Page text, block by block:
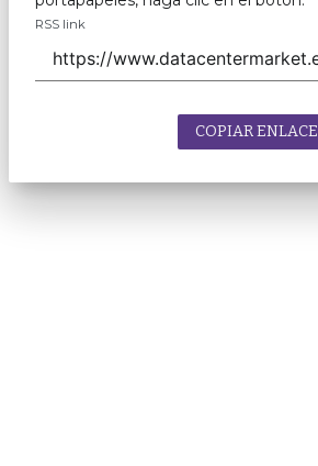
RSS link
COPIAR ENLACE